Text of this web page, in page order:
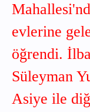
evlerine
öğrendi.
Süleyman
Asiye ile